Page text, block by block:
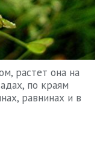
растет она на
по краям
равнинах и в